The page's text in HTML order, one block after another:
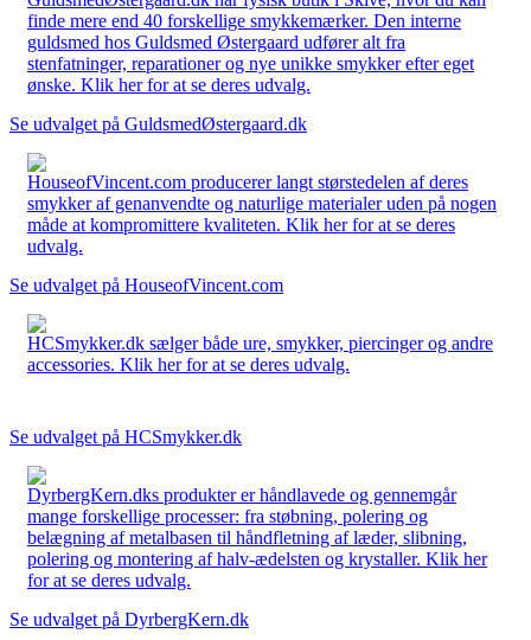
finde mere end 40 forskellige smykkemærker. Den interne
guldsmed hos Guldsmed Østergaard udfører alt fra
stenfatninger, reparationer og nye unikke smykker efter eget
ønske. Klik her for at se deres udvalg.
Se udvalget på GuldsmedØstergaard.dk
HouseofVincent.com producerer langt størstedelen af deres
smykker af genanvendte og naturlige materialer uden på nogen
måde at kompromittere kvaliteten. Klik her for at se deres
udvalg.
Se udvalget på HouseofVincent.com
HCSmykker.dk sælger både ure, smykker, piercinger og andre
accessories. Klik her for at se deres udvalg.
Se udvalget på HCSmykker.dk
DyrbergKern.dks produkter er håndlavede og gennemgår
mange forskellige processer: fra støbning, polering og
belægning af metalbasen til håndfletning af læder, slibning,
polering og montering af halv-ædelsten og krystaller. Klik her
for at se deres udvalg.
Se udvalget på DyrbergKern.dk